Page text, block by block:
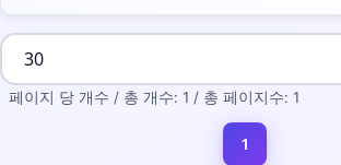
페이지 당 개수 / 총 개수: 1 / 총 페이지수: 1
1
(current)